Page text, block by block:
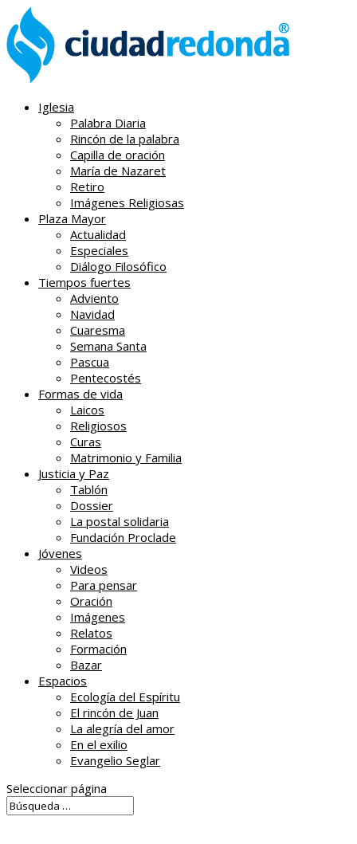
Iglesia
Palabra Diaria
Rincón de la palabra
Capilla de oración
María de Nazaret
Retiro
Imágenes Religiosas
Plaza Mayor
Actualidad
Especiales
Diálogo Filosófico
Tiempos fuertes
Adviento
Navidad
Cuaresma
Semana Santa
Pascua
Pentecostés
Formas de vida
Laicos
Religiosos
Curas
Matrimonio y Familia
Justicia y Paz
Tablón
Dossier
La postal solidaria
Fundación Proclade
Jóvenes
Videos
Para pensar
Oración
Imágenes
Relatos
Formación
Bazar
Espacios
Ecología del Espíritu
El rincón de Juan
La alegría del amor
En el exilio
Evangelio Seglar
Seleccionar página